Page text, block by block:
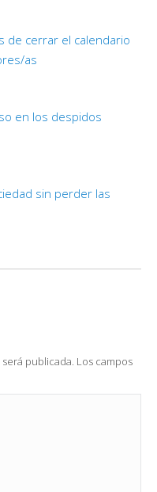
de cerrar el calendario
as
en los despidos
sin perder las
publicada. Los campos